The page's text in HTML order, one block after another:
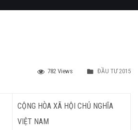
782 Views ĐẦU TƯ 2015
CỘNG HÒA XÃ HỘI CHỦ NGHĨA
VIỆT NAM